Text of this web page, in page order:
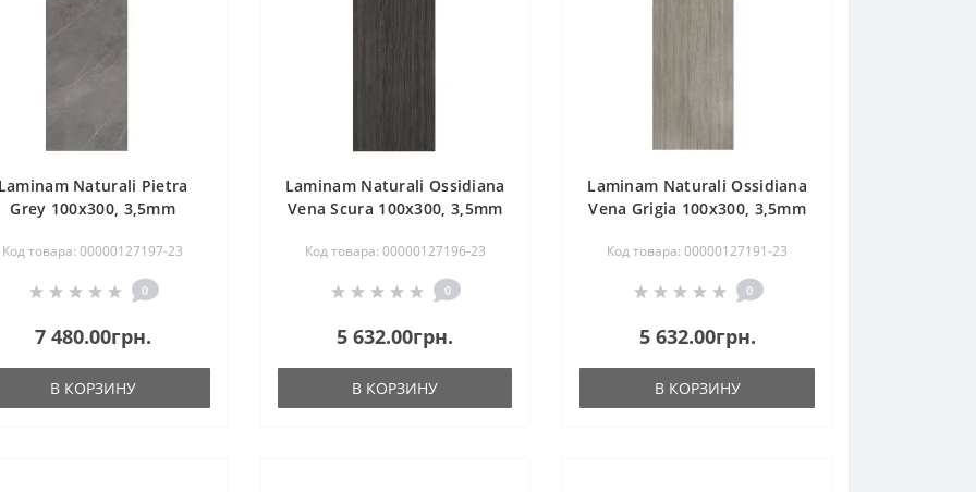
Naturali Pietra
Grey 100x300, 3,5mm
Код товара: 00000127197-23
0
7 480.00грн.
В КОРЗИНУ
Laminam Naturali Ossidiana
Vena Scura 100x300, 3,5mm
Код товара: 00000127196-23
0
5 632.00грн.
В КОРЗИНУ
Laminam Naturali Ossidiana
Vena Grigia 100x300, 3,5mm
Код товара: 00000127191-23
0
5 632.00грн.
В КОРЗИНУ